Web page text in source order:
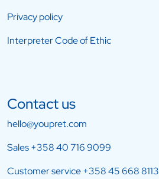
Privacy policy
Interpreter Code of Ethic
Contact us
hello@youpret.com
Sales+358 40 716 9099
Customer service+358 45 668 8113